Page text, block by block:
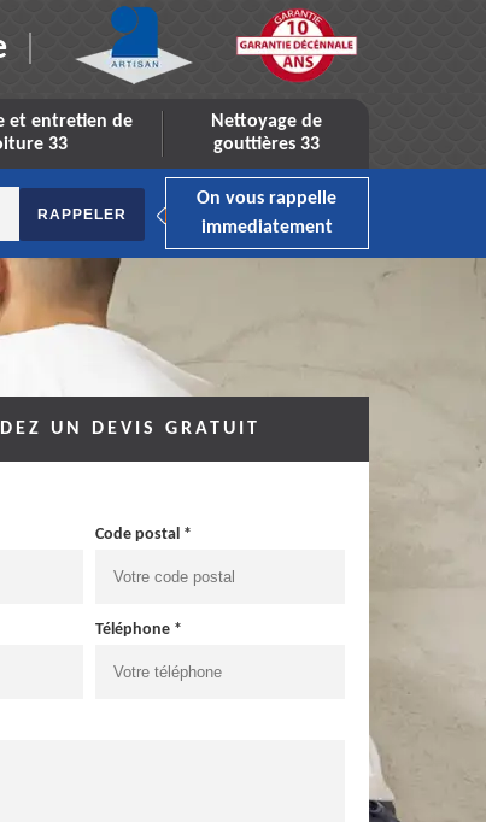
et entretien de
33
Nettoyage de
gouttières 33
On vous rappelle
immediatement
UN DEVIS GRATUIT
Code postal *
Téléphone *